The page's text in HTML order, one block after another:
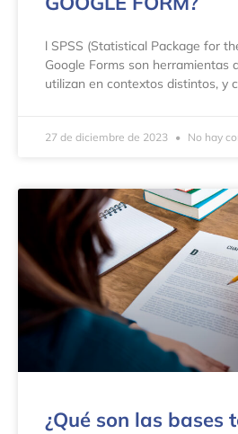
l SPSS (Statistical Package for
Google Forms son herramientas
utilizan en contextos distintos, y
27 de diciembre de 2023 No hay
¿Qué son las bases